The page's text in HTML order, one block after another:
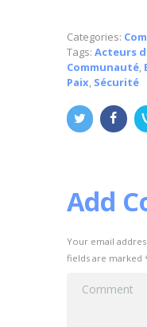
Categories:
Tags: Acteurs
Communauté,
Paix, Sécurité
Add
Your email
fields are marked